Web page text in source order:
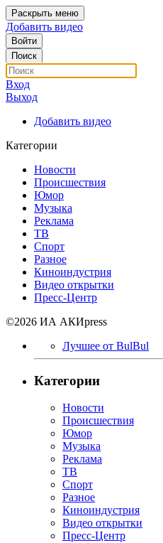
Раскрыть меню
Добавить видео
Войти
Поиск
Вход
Выход
Добавить видео
Категории
Новости
Происшествия
Юмор
Музыка
Реклама
ТВ
Спорт
Разное
Киноиндустрия
Видео открытки
Пресс-Центр
©2026 ИА АКИpress
Лучшее от BulBul
Категории
Новости
Происшествия
Юмор
Музыка
Реклама
ТВ
Спорт
Разное
Киноиндустрия
Видео открытки
Пресс-Центр